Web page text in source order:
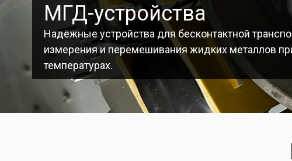
МГД-устройства
Надёжные устройства для бесконтактной
измерения и перемешивания жидких металлов
температурах.